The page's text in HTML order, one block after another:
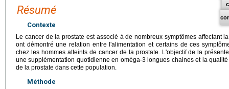
Résumé
Contexte
Le cancer de la prostate est associé à de nombreux symptômes affectant
ont démontré une relation entre l'alimentation et certains de ces
chez les hommes atteints de cancer de la prostate. L'objectif de la
une supplémentation quotidienne en oméga-3 longues chaines et la
de la prostate dans cette population.
Méthode